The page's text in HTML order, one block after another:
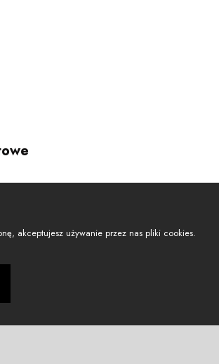
akceptujesz używanie przez nas pliki cookies.